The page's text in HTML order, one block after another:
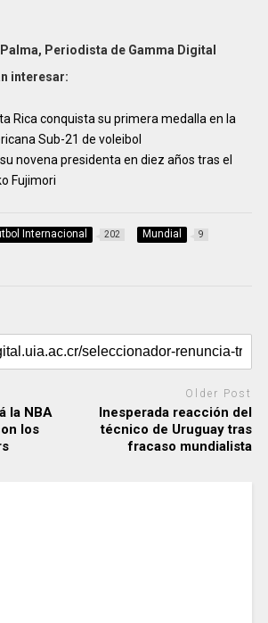
Periodista de Gamma Digital
interesar:
Rica conquista su primera medalla en la
Sub-21 de voleibol
novena presidenta en diez años tras el
Fujimori
Internacional 202 Mundial 9
la NBA
los
Older Post
Inesperada reacción del
técnico de Uruguay tras
fracaso mundialista